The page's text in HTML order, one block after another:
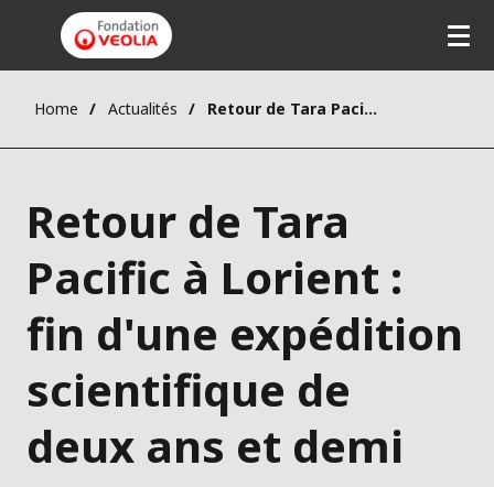
Home Actualités Retour de Tara Pacific à Lorient : fin d'une expédition scientifique de deux ans et demi
Retour de Tara
Pacific à Lorient :
fin d'une expédition
scientifique de
deux ans et demi